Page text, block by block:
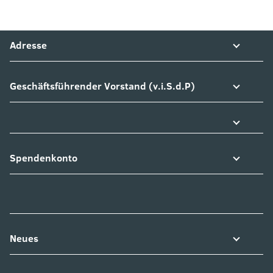
Adresse
Geschäftsführender Vorstand (v.i.S.d.P)
Spendenkonto
Neues